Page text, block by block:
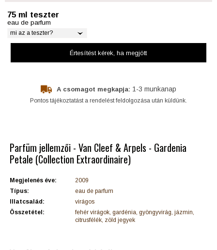
75 ml teszter
eau de parfum
mi az a teszter?
Értesítést kérek , ha megjött
A csomagot megkapja: 1-3 munkanap
Pontos tájékoztatást a rendelést feldolgozása után küldünk.
Parfüm jellemzői - Van Cleef & Arpels - Gardenia
Petale (Collection Extraordinaire)
Megjelenés éve:
2009
Típus:
eau de parfum
Illatcsalád:
virágos
Összetétel:
fehér virágok, gardénia, gyöngyvirág, jázmin,
citrusfélék, zöld jegyek